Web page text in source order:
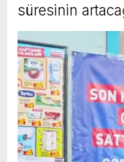
süresinin